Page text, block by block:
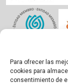
Para ofrecer las
cookies para
consentimiento de
Aviso legal|